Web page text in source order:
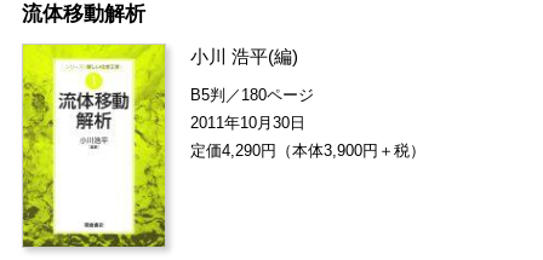
流体移動解析
小川 浩平(編)
B5判／180ページ
2011年10月30日
定価4,290円（本体3,900円＋税）